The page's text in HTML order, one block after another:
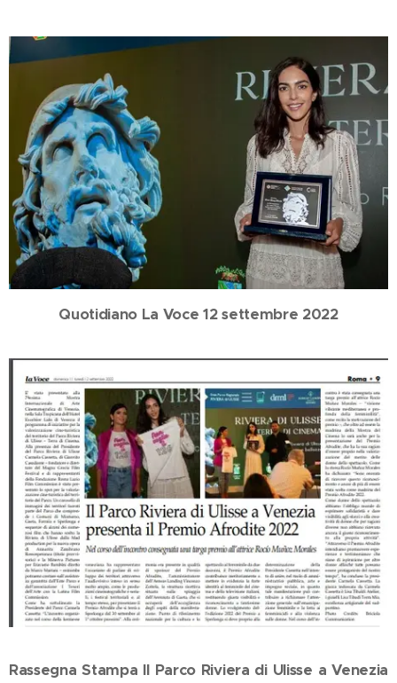
Quotidiano La Voce 12 settembre 2022
Rassegna Stampa Il Parco Riviera di Ulisse a Venezia